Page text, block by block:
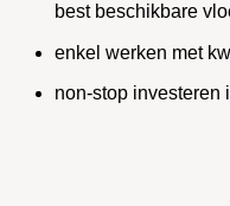
best beschikbare
enkel werken met
non-stop investeren